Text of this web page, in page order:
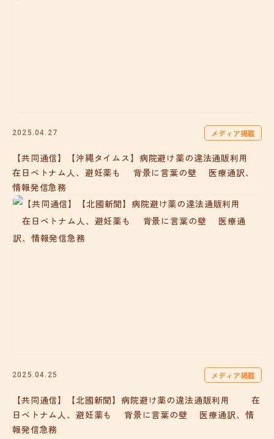
2025.04.27 メディア掲載
【共同通信】【沖縄タイムス】病院避け薬の違法通販利用
在日ベトナム人、避妊薬も 背景に言葉の壁 医療通訳、
情報発信急務
2025.04.25 メディア掲載
【共同通信】【北國新聞】病院避け薬の違法通販利用 在
日ベトナム人、避妊薬も 背景に言葉の壁 医療通訳、情
報発信急務